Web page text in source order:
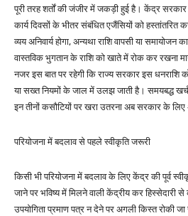
पूरी तरह शर्तों की जंजीर में जकड़ी हुई है। केंद्र सरकार
कार्य दिवसों के भीतर संबंधित एजैंसियों को हस्तांतरित
व्यय अनिवार्य होगा, अन्यथा राशि वापसी या
वास्तविक भुगतान के राशि को खाते में रोक कर रखना
नजर इस बात पर रहेगी कि राज्य सरकार इस धनराशि
या सख्त नियमों के जाल में उलझ जाती है। समयबद्ध खर्च,
इन तीनों कसौटियों पर खरा उतरना अब सरकार के लिए
परियोजना में बदलाव से पहले स्वीकृति जरूरी
किसी भी परियोजना में बदलाव के लिए केंद्र की पूर्व
जाने पर भविष्य में मिलने वाली केंद्रीय कर हिस्सेदारी
उपयोगिता प्रमाण पत्र न देने पर अगली किस्त रोकी